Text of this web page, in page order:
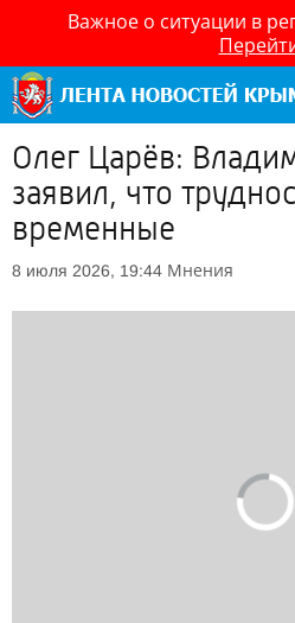
Важное о ситуации в
Олег Царёв:
заявил, что
временные
8 июля 2026, 19:44 Мнения